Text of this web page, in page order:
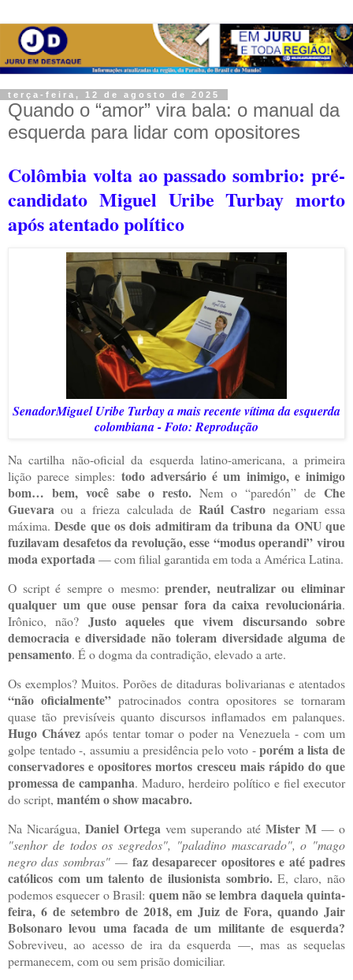
terça-feira, 12 de agosto de 2025
Quando o “amor” vira bala: o manual da
esquerda para lidar com opositores
Colômbia volta ao passado sombrio: pré-
candidato Miguel Uribe Turbay morto
após atentado político
SenadorMiguel Uribe Turbay a mais recente vítima da esquerda
colombiana - Foto: Reprodução
Na cartilha não-oficial da esquerda latino-americana, a primeira
lição parece simples: todo adversário é um inimigo, e inimigo
bom… bem, você sabe o resto. Nem o “paredón” de Che
Guevaraou a frieza calculada de Raúl Castro negariam essa
máxima.Desde que os dois admitiram da tribuna da ONU que
fuzilavam desafetos da revolução, esse “modus operandi” virou
moda exportada— com filial garantida em toda a América Latina.
O script é sempre o mesmo:prender, neutralizar ou eliminar
qualquer um que ouse pensar fora da caixa revolucionária.
Irônico, não? Justo aqueles que vivem discursando sobre
democracia e diversidade não toleram diversidade alguma de
pensamento. É o dogma da contradição, elevado a arte.
Os exemplos? Muitos. Porões de ditaduras bolivarianas e atentados
“não oficialmente” patrocinados contra opositores se tornaram
quase tão previsíveis quanto discursos inflamados em palanques.
Hugo Chávez após tentar tomar o poder na Venezuela - com um
golpe tentado -, assumiu a presidência pelo voto -porém a lista de
conservadores e opositores mortos cresceu mais rápido do que
promessa de campanha. Maduro, herdeiro político e fiel executor
do script, mantém o show macabro.
Na Nicarágua, Daniel Ortega vem superando até Mister M — o
"senhor de todos os segredos", "paladino mascarado", o "mago
negro das sombras"— faz desaparecer opositores e até padres
católicos com um talento de ilusionista sombrio.E, claro, não
podemos esquecer o Brasil: quem não se lembra daquela quinta-
feira, 6 de setembro de 2018, em Juiz de Fora, quando Jair
Bolsonaro levou uma facada de um militante de esquerda?
Sobreviveu, ao acesso de ira da esquerda —, mas as sequelas
permanecem, com ou sem prisão domiciliar.